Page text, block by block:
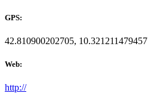
GPS:
42.810900202705, 10.321211479457
Web:
http://